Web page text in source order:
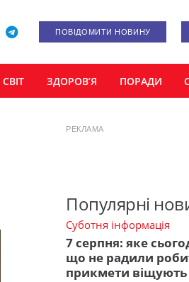
ПОВІДОМИТИ НОВИНУ
СВІТ ЗДОРОВ’Я ПОРАДИ
РЕКЛАМА
Популярні
Суботня інформація
7 серпня: яке
що не радили
прикмети віщують